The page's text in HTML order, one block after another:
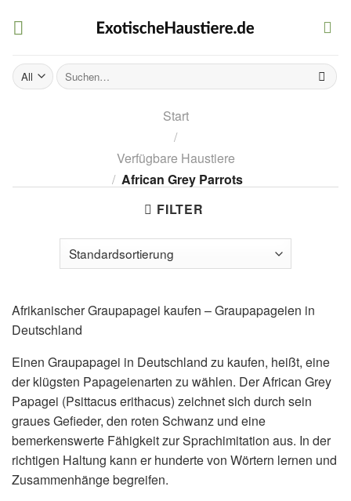
Suchen
nach:
Start
/
Verfügbare Haustiere
/ African Grey Parrots
FILTER
Afrikanischer Graupapagei kaufen – Graupapageien in
Deutschland
Einen Graupapagei in Deutschland zu kaufen, heißt, eine
der klügsten Papageienarten zu wählen. Der African Grey
Papagei (Psittacus erithacus) zeichnet sich durch sein
graues Gefieder, den roten Schwanz und eine
bemerkenswerte Fähigkeit zur Sprachimitation aus. In der
richtigen Haltung kann er hunderte von Wörtern lernen und
Zusammenhänge begreifen.